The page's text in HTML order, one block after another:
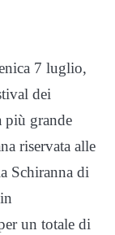
7 luglio,
dei
più grande
riservata alle
Schiranna di
un totale di